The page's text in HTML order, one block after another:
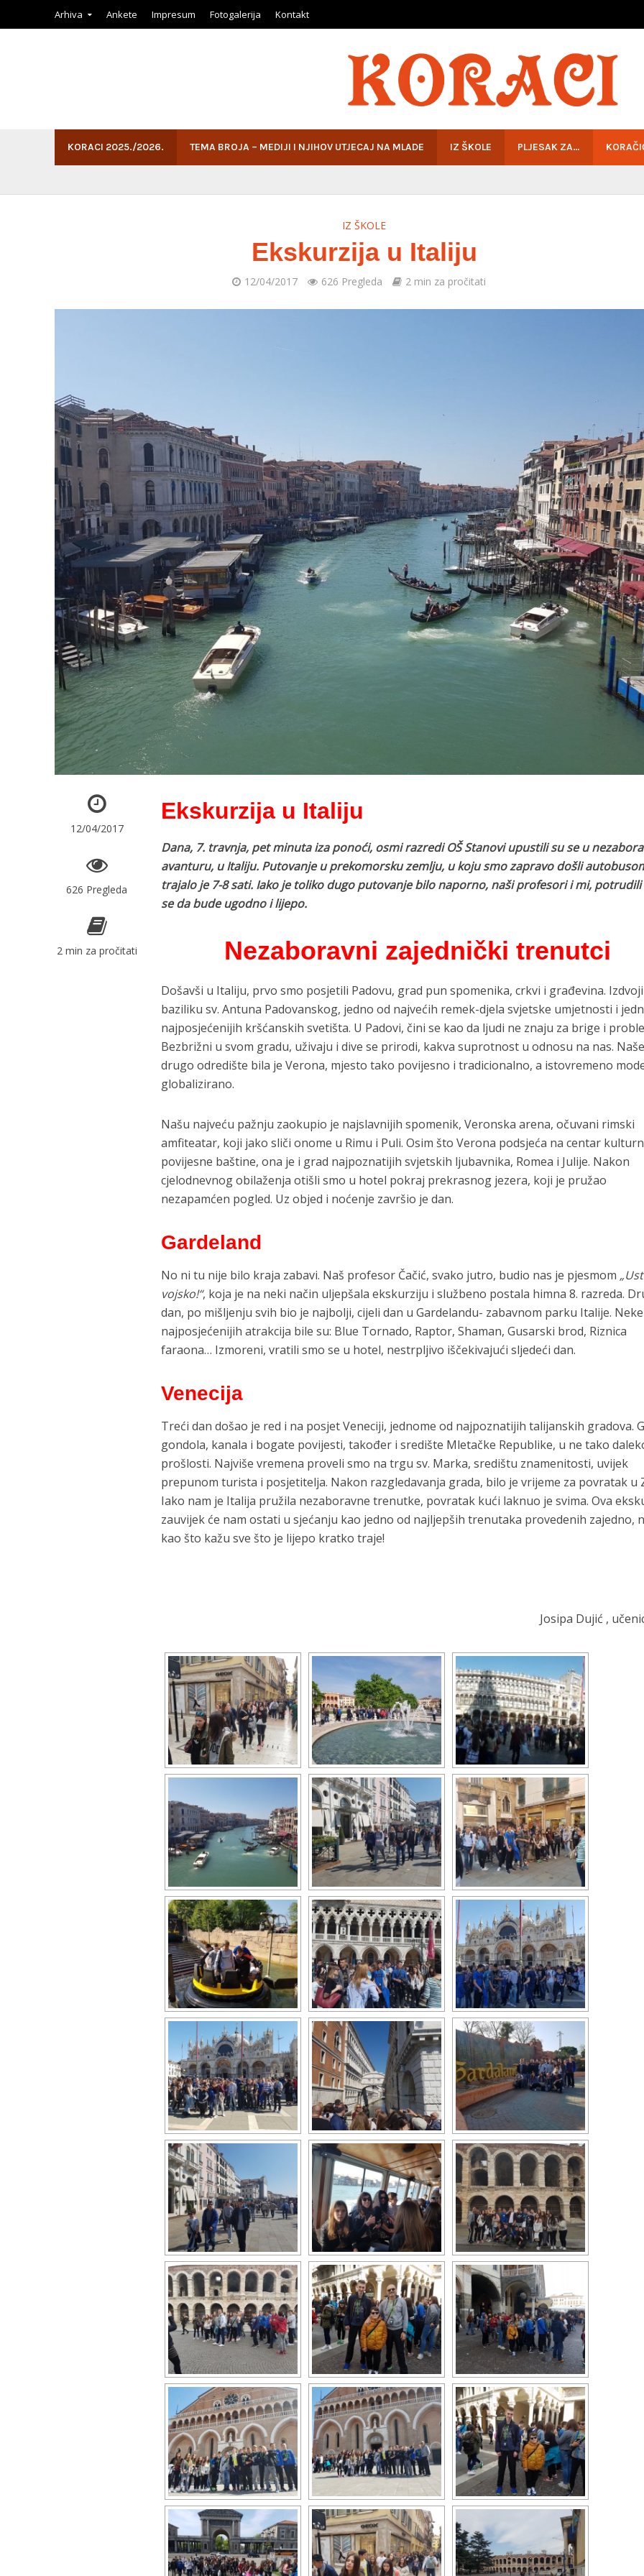
Arhiva Ankete Impresum Fotogalerija Kontakt
KORACI 2025./2026. TEMA BROJA – MEDIJI I NJIHOV UTJECAJ NA MLADE IZ ŠKOLE PLJESAK ZA…
IZ ŠKOLE
Ekskurzija u Italiju
12/04/2017 626 Pregleda 2 min za pročitati
12/04/2017
626 Pregleda
2 min za pročitati
Ekskurzija u Italiju
Dana, 7. travnja, pet minuta iza ponoći, osmi razredi OŠ Stanovi upustili su se u
avanturu, u Italiju. Putovanje u prekomorsku zemlju, u koju smo zapravo došli
trajalo je 7-8 sati. Iako je toliko dugo putovanje bilo naporno, naši profesori i mi,
se da bude ugodno i lijepo.
Nezaboravni zajednički trenutci
Došavši u Italiju, prvo smo posjetili Padovu, grad pun spomenika, crkvi i građevina.
baziliku sv. Antuna Padovanskog, jedno od najvećih remek-djela svjetske umjetnosti i
najposjećenijih kršćanskih svetišta. U Padovi, čini se kao da ljudi ne znaju za brige i
Bezbrižni u svom gradu, uživaju i dive se prirodi, kakva suprotnost u odnosu na nas.
drugo odredište bila je Verona, mjesto tako povijesno i tradicionalno, a istovremeno
globalizirano.
Našu najveću pažnju zaokupio je najslavnijih spomenik, Veronska arena, očuvani rimski
amfiteatar, koji jako sliči onome u Rimu i Puli. Osim što Verona podsjeća na centar
povijesne baštine, ona je i grad najpoznatijih svjetskih ljubavnika, Romea i Julije. Nakon
cjelodnevnog obilaženja otišli smo u hotel pokraj prekrasnog jezera, koji je pružao
nezapamćen pogled. Uz objed i noćenje završio je dan.
Gardeland
No ni tu nije bilo kraja zabavi. Naš profesor Čačić, svako jutro, budio nas je pjesmom
vojsko!“, koja je na neki način uljepšala ekskurziju i službeno postala himna 8. razreda.
dan, po mišljenju svih bio je najbolji, cijeli dan u Gardelandu- zabavnom parku Italije.
najposjećenijih atrakcija bile su: Blue Tornado, Raptor, Shaman, Gusarski brod, Riznica
faraona… Izmoreni, vratili smo se u hotel, nestrpljivo iščekivajući sljedeći dan.
Venecija
Treći dan došao je red i na posjet Veneciji, jednome od najpoznatijih talijanskih gradova.
gondola, kanala i bogate povijesti, također i središte Mletačke Republike, u ne tako
prošlosti. Najviše vremena proveli smo na trgu sv. Marka, središtu znamenitosti, uvijek
prepunom turista i posjetitelja. Nakon razgledavanja grada, bilo je vrijeme za povratak u
Iako nam je Italija pružila nezaboravne trenutke, povratak kući laknuo je svima. Ova
zauvijek će nam ostati u sjećanju kao jedno od najljepših trenutaka provedenih zajedno,
kao što kažu sve što je lijepo kratko traje!
Josipa Dujić , učenica